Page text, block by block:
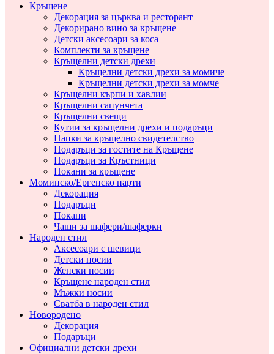
Кръщене
Декорация за църква и ресторант
Декорирано вино за кръщене
Детски аксесоари за коса
Комплекти за кръщене
Кръщелни детски дрехи
Кръщелни детски дрехи за момиче
Кръщелни детски дрехи за момче
Кръщелни кърпи и хавлии
Кръщелни сапунчета
Кръщелни свещи
Кутии за кръщелни дрехи и подаръци
Папки за кръщелно свидетелство
Подаръци за гостите на Кръщене
Подаръци за Кръстници
Покани за кръщене
Моминско/Ергенско парти
Декорация
Подаръци
Покани
Чаши за шафери/шаферки
Народен стил
Аксесоари с шевици
Детски носии
Женски носии
Кръщене народен стил
Мъжки носии
Сватба в народен стил
Новородено
Декорация
Подаръци
Официални детски дрехи